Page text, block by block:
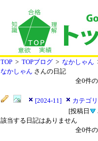
TOP > TOPブログ > なかしゃん
なかしゃん さんの日記
全0件
[2024-11]
カテゴ
[投稿日
該当する日記はありません
全0件